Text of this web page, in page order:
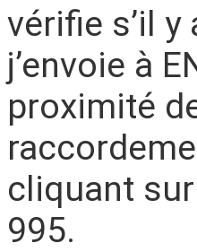
vérifie s’il
j’envoie à
proximité
cliquant
995.